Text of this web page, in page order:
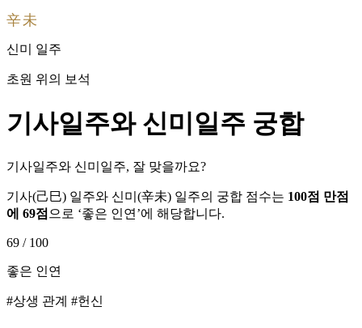
辛未
신미 일주
초원 위의 보석
기사일주와 신미일주 궁합
기사일주와 신미일주, 잘 맞을까요?
기사(己巳) 일주와 신미 (辛未) 일주의 궁합 점수는 100점 만점
에 69점 으로 ‘좋은 인연 ’에 해당합니다.
69 / 100
좋은 인연
#상생 관계 #헌신